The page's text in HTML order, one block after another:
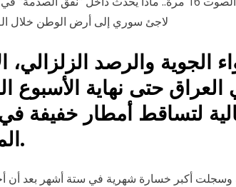
لاجئ سوري إلى أرض الوطن خلال الــ24
الجوية والرصد الزلزالي،
حتى نهاية الأسبوع
لتساقط أمطار خفيفة
المناطق.
من 3% يوم الجمعة وسجلت أكبر خسارة شهرية في ستة أشهر بعد